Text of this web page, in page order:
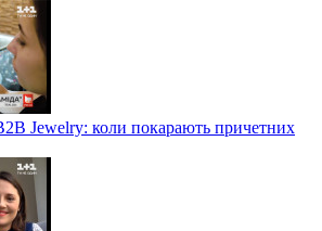
Jewelry: коли покарають причетних